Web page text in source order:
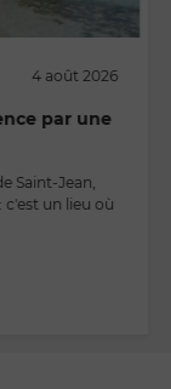
4 août 2026
par une
Saint-Jean,
c'est un lieu où